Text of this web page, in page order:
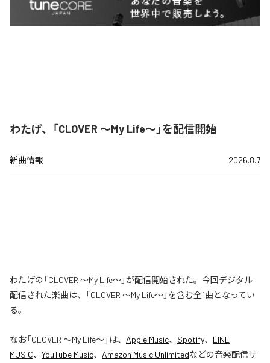
わたげ、「CLOVER ～My Life～」を配信開始
新曲情報 2026.8.7
わたげの「CLOVER ～My Life～」が配信開始された。今回デジタル
配信された楽曲は、「CLOVER ～My Life～」を含む全1曲となってい
る。
なお「CLOVER ～My Life～」は、 Apple Music、 Spotify、 LINE
MUSIC、 YouTube Music、 Amazon Music Unlimitedなどの音楽配信サ